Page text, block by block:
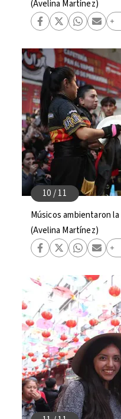
(Avelina Martínez)
Músicos ambientaron
(Avelina Martínez)